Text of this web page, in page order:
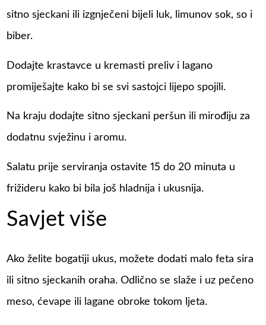
sitno sjeckani ili izgnječeni bijeli luk, limunov sok, so i
biber.
Dodajte krastavce u kremasti preliv i lagano
promiješajte kako bi se svi sastojci lijepo spojili.
Na kraju dodajte sitno sjeckani peršun ili mirođiju za
dodatnu svježinu i aromu.
Salatu prije serviranja ostavite 15 do 20 minuta u
frižideru kako bi bila još hladnija i ukusnija.
Savjet više
Ako želite bogatiji ukus, možete dodati malo feta sira
ili sitno sjeckanih oraha. Odlično se slaže i uz pečeno
meso, ćevape ili lagane obroke tokom ljeta.